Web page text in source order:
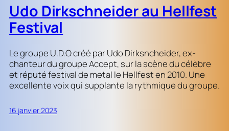
Udo Dirkschneider au Hellfest
Festival
Le groupe U.D.O créé par Udo Dirksncheider, ex-
chanteur du groupe Accept, sur la scène du célèbre
et réputé festival de metal le Hellfest en 2010. Une
excellente voix qui supplante la rythmique du groupe.
16 janvier 2023